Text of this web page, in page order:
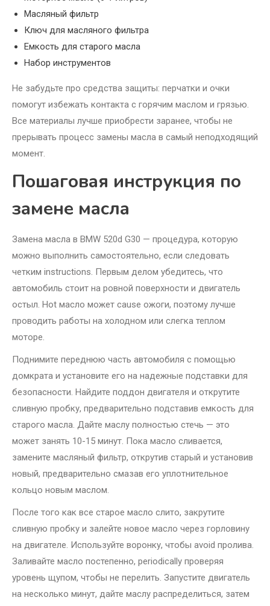
Масляный фильтр
Ключ для масляного фильтра
Емкость для старого масла
Набор инструментов
Не забудьте про средства защиты: перчатки и очки
помогут избежать контакта с горячим маслом и грязью.
Все материалы лучше приобрести заранее, чтобы не
прерывать процесс замены масла в самый неподходящий
момент.
Пошаговая инструкция по
замене масла
Замена масла в BMW 520d G30 — процедура, которую
можно выполнить самостоятельно, если следовать
четким instructions. Первым делом убедитесь, что
автомобиль стоит на ровной поверхности и двигатель
остыл. Hot масло может cause ожоги, поэтому лучше
проводить работы на холодном или слегка теплом
моторе.
Поднимите переднюю часть автомобиля с помощью
домкрата и установите его на надежные подставки для
безопасности. Найдите поддон двигателя и открутите
сливную пробку, предварительно подставив емкость для
старого масла. Дайте маслу полностью стечь — это
может занять 10-15 минут. Пока масло сливается,
замените масляный фильтр, открутив старый и установив
новый, предварительно смазав его уплотнительное
кольцо новым маслом.
После того как все старое масло слито, закрутите
сливную пробку и залейте новое масло через горловину
на двигателе. Используйте воронку, чтобы avoid пролива.
Заливайте масло постепенно, periodically проверяя
уровень щупом, чтобы не перелить. Запустите двигатель
на несколько минут, дайте маслу распределиться, затем